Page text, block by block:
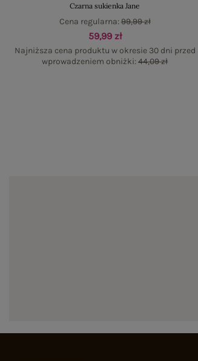
Czarna sukienka Jane
59,99 zł
Najniższa cena produktu w okresie 30 dni przed
wprowadzeniem obniżki:44,09 zł
Cena regularna:99,99 zł